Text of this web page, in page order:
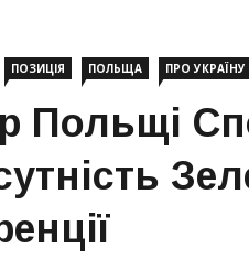
ПОЗИЦІЯ ПОЛЬЩА ПРО УКРАЇНУ
Польщі